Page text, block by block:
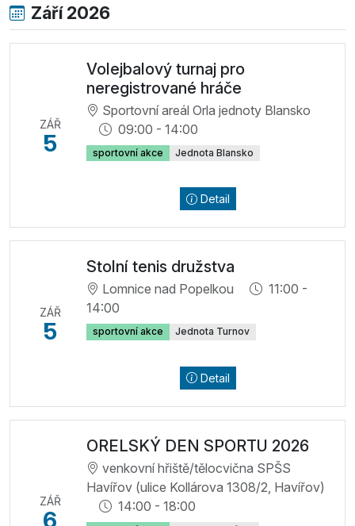
Září 2026
ZÁŘ
5
Volejbalový turnaj pro
neregistrované hráče
Sportovní areál Orla jednoty Blansko
09:00 - 14:00
sportovní akce Jednota Blansko
Detail
ZÁŘ
5
Stolní tenis družstva
Lomnice nad Popelkou
11:00 -
14:00
sportovní akce Jednota Turnov
Detail
ZÁŘ
6
ORELSKÝ DEN SPORTU 2026
venkovní hřiště/tělocvična SPŠS
Havířov (ulice Kollárova 1308/2, Havířov)
14:00 - 18:00